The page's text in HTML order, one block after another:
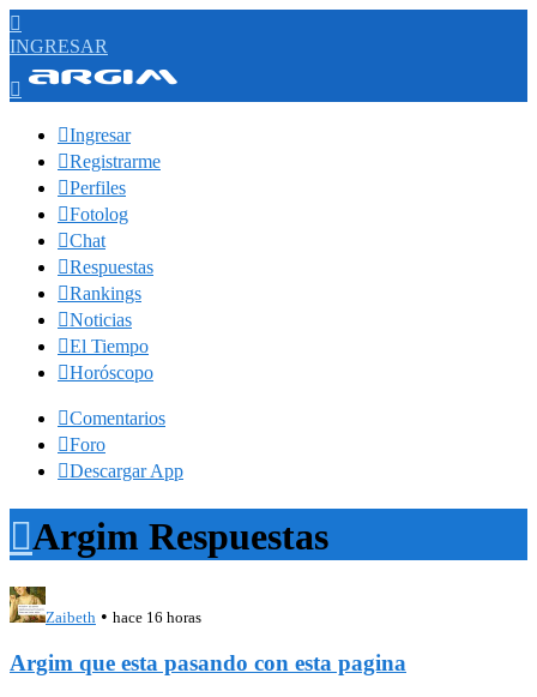

INGRESAR

Ingresar
Registrarme
Perfiles
Fotolog
Chat
Respuestas
Rankings
Noticias
El Tiempo
Horóscopo
Comentarios
Foro
Descargar App
Argim Respuestas
Zaibeth • hace 16 horas
Argim que esta pasando con esta pagina